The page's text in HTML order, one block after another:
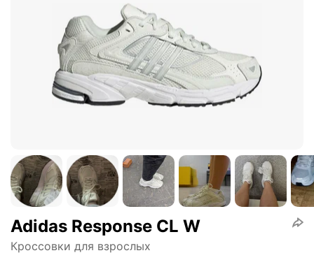
Adidas Response CL W
Кроссовки для взрослых